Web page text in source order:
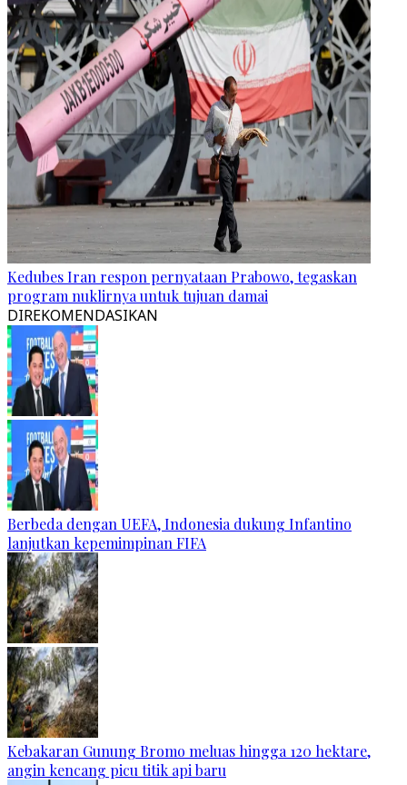
Kedubes Iran respon pernyataan Prabowo, tegaskan
program nuklirnya untuk tujuan damai
DIREKOMENDASIKAN
Berbeda dengan UEFA, Indonesia dukung Infantino
lanjutkan kepemimpinan FIFA
Kebakaran Gunung Bromo meluas hingga 120 hektare,
angin kencang picu titik api baru